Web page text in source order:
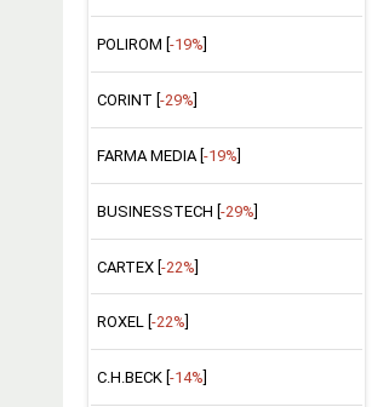
POLIROM [ -19%
CORINT [ -29%
FARMA MEDIA [ -19%
BUSINESSTECH [-29%]
CARTEX [-22%]
ROXEL [ -22%
C.H.BECK [ -14%